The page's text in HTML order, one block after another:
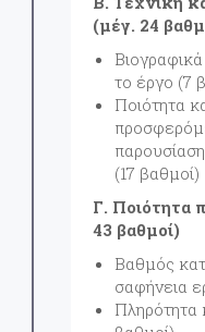
(μέγ. 24
το έργο (7
Ποιότητα
(17 βαθμοί)
Γ. Ποιότητα
43 βαθμοί)
Βαθμός
σαφήνεια
Πληρότητα